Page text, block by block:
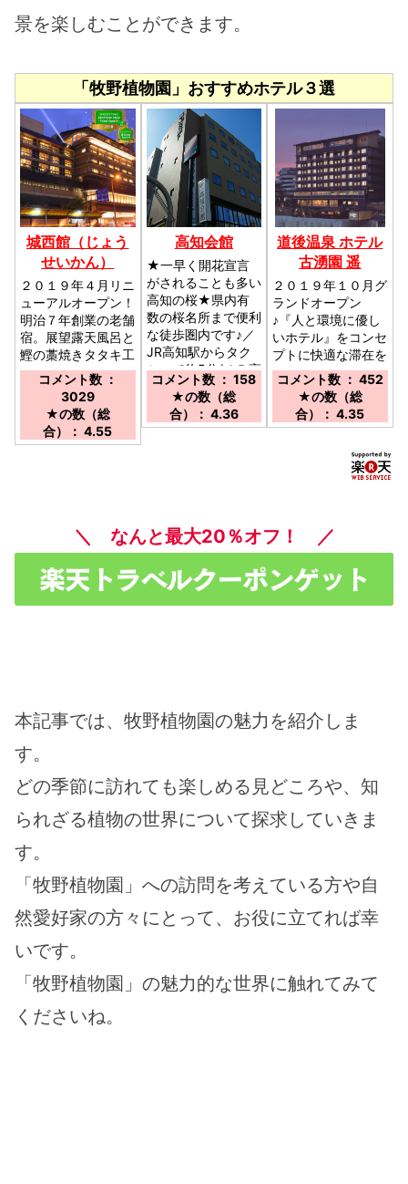
景を楽しむことができます。
「牧野植物園」おすすめホテル３選
城西館（じょう
せいかん）
２０１９年４月リニ
ューアルオープン！
明治７年創業の老舗
宿。展望露天風呂と
鰹の藁焼きタタキ工
房が自慢♪／路面電
車上町1丁目電停目
の前。ＪＲ高知駅よ
りお車で７分、高知
ＩＣよりお車で２０
コメント数 ：
3029
★の数（総
合）： 4.55
高知会館
★一早く開花宣言
がされることも多い
高知の桜★県内有
数の桜名所まで便利
な徒歩圏内です♪／
JR高知駅からタク
シーで約5分/ＪＲ高
知駅より路面電車で
県庁前下車、徒歩1
分/高知ICよりお車
コメント数 ： 158
★の数（総
合）： 4.36
道後温泉 ホテル
古湧園 遥
２０１９年１０月グ
ランドオープン
♪『人と環境に優し
いホテル』をコンセ
プトに快適な滞在を
ご提供します。／道
後温泉駅より徒歩に
て約５分
コメント数 ： 452
★の数（総
合）： 4.35
＼ なんと最大20％オフ！ ／
本記事では、牧野植物園の魅力を紹介しま
す。
どの季節に訪れても楽しめる見どころや、知
られざる植物の世界について探求していきま
す。
「牧野植物園」への訪問を考えている方や自
然愛好家の方々にとって、お役に立てれば幸
いです。
「牧野植物園」の魅力的な世界に触れてみて
くださいね。